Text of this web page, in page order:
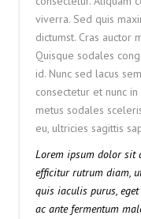
viverra. Sed quis
dictumst. Cras auctor
Quisque sodales
id. Nunc sed lacus
consectetur et nunc
metus sodales
eu, ultricies sagittis
Lorem ipsum dolor sit
efficitur rutrum diam,
quis iaculis purus,
ac ante fermentum